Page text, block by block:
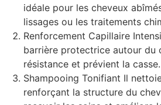
idéale pour les cheveux
lissages ou les traitements
Renforcement Capillaire
barrière protectrice autour du
résistance et prévient la casse.
Shampooing Tonifiant Il
renforçant la structure du